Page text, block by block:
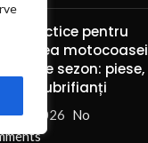
practice pentru
motocoasei
timp de sezon: piese,
și lubrifianți
2026 No